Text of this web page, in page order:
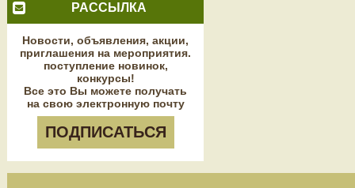
РАССЫЛКА
Новости, объявления, акции,
приглашения на мероприятия.
поступление новинок,
конкурсы!
Все это Вы можете получать
на свою электронную почту
ПОДПИСАТЬСЯ